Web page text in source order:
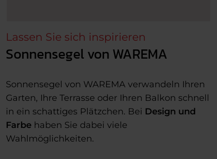
Lassen Sie sich inspirieren
Sonnensegel von WAREMA
Sonnensegel von WAREMA verwandeln Ihren
Garten, Ihre Terrasse oder Ihren Balkon schnell
in ein schattiges Plätzchen. Bei Design und
Farbe haben Sie dabei viele
Wahlmöglichkeiten.